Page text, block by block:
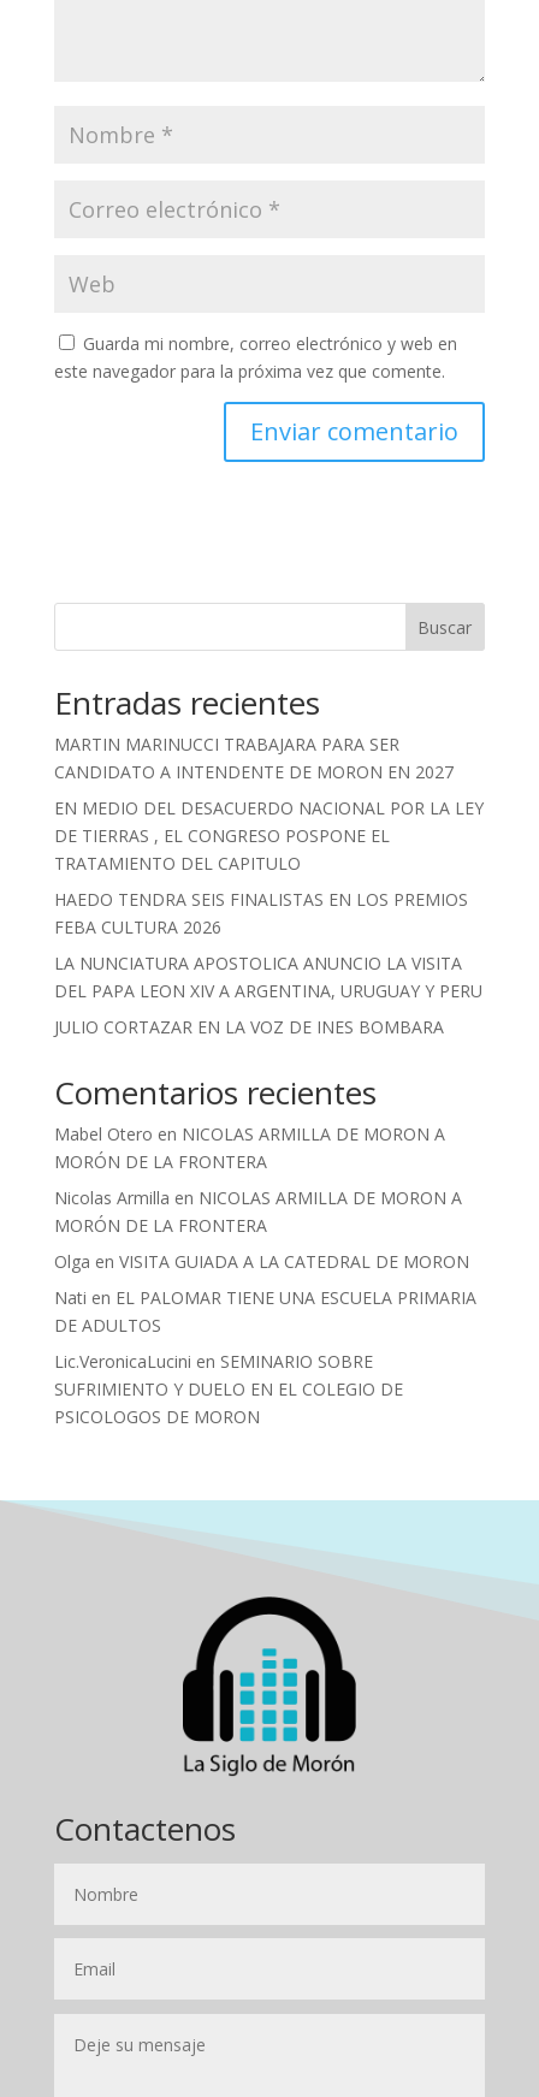
Guarda mi nombre, correo electrónico y web en
este navegador para la próxima vez que comente.
Buscar
Entradas recientes
MARTIN MARINUCCI TRABAJARA PARA SER
CANDIDATO A INTENDENTE DE MORON EN 2027
EN MEDIO DEL DESACUERDO NACIONAL POR LA LEY
DE TIERRAS , EL CONGRESO POSPONE EL
TRATAMIENTO DEL CAPITULO
HAEDO TENDRA SEIS FINALISTAS EN LOS PREMIOS
FEBA CULTURA 2026
LA NUNCIATURA APOSTOLICA ANUNCIO LA VISITA
DEL PAPA LEON XIV A ARGENTINA, URUGUAY Y PERU
JULIO CORTAZAR EN LA VOZ DE INES BOMBARA
Comentarios recientes
Mabel Otero en NICOLAS ARMILLA DE MORON A
MORÓN DE LA FRONTERA
Nicolas Armilla en NICOLAS ARMILLA DE MORON A
MORÓN DE LA FRONTERA
Olga en VISITA GUIADA A LA CATEDRAL DE MORON
Nati en EL PALOMAR TIENE UNA ESCUELA PRIMARIA
DE ADULTOS
Lic.VeronicaLucini en SEMINARIO SOBRE
SUFRIMIENTO Y DUELO EN EL COLEGIO DE
PSICOLOGOS DE MORON
Contactenos